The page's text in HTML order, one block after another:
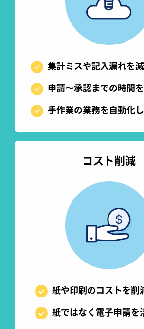
集計ミスや記入漏れを
申請～承認までの時間
手作業の業務を自動化
コスト削減
紙や印刷のコストを削
紙ではなく電子申請を